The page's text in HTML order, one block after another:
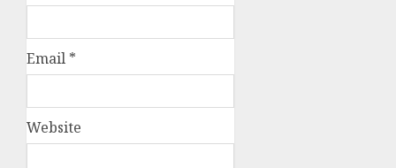
Email *
Website